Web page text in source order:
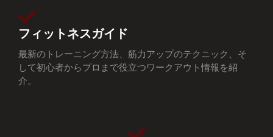
フィットネスガイド
最新のトレーニング方法、筋力アップのテクニック、そ
して初心者からプロまで役立つワークアウト情報を紹
介。